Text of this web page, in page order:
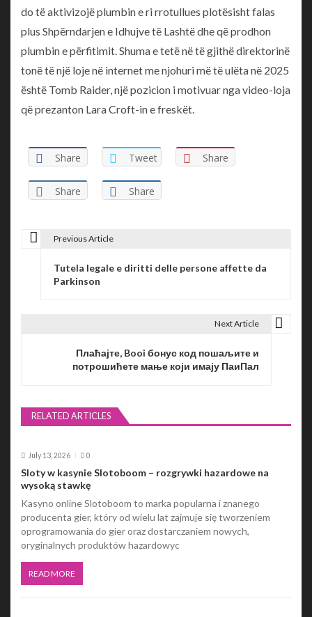
do të aktivizojë plumbin e ri rrotullues plotësisht falas
plus Shpërndarjen e Idhujve të Lashtë dhe që prodhon
plumbin e përfitimit. Shuma e tetë në të gjithë direktorinë
tonë të një loje në internet me njohuri më të ulëta në 2025
është Tomb Raider, një pozicion i motivuar nga video-loja
që prezanton Lara Croft-in e freskët.
Share Tweet Share
Share Share
i
g
a
t
i
o
n
Previous Article
Tutela legale e diritti delle persone affette da
Parkinson
Next Article
Плаћајте, Booi бонус код пошаљите и
потрошићете мање који имају ПаиПал
RELATED ARTICLES
July 13, 2026 0
Sloty w kasynie Slotoboom – rozgrywki hazardowe na
wysoką stawkę
Kasyno online Slotoboom to marka popularna i znanego
producenta gier, który od wielu lat zajmuje się tworzeniem
oprogramowania do gier oraz dostarczaniem nowych,
oryginalnych produktów hazardowyc
READ MORE